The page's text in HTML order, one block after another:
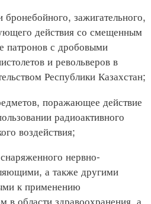
зажигательного,
действия со смещенным
патронов с дробовыми
и револьверов в
Республики Казахстан;
поражающее действие
радиоактивного
воздействия;
нервно-
а также другими
к применению
в области здравоохранения, а